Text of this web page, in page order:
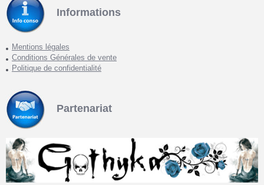
Informations
Mentions légales
Conditions Générales de vente
Politique de confidentialité
Partenariat